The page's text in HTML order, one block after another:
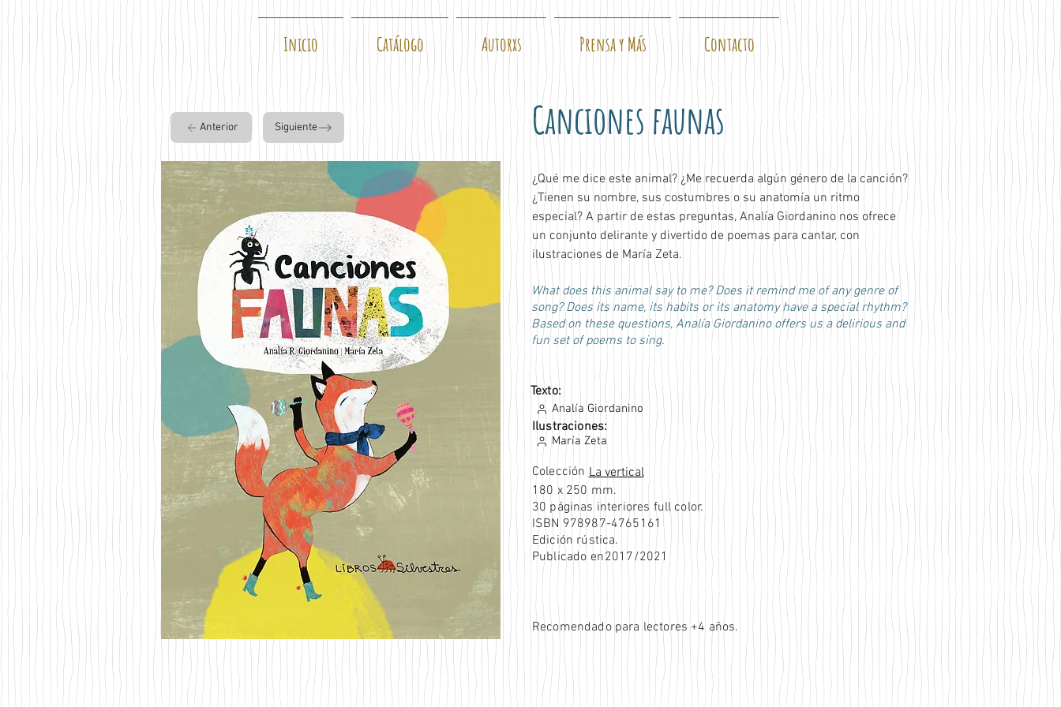
Inicio Catálogo Autorxs Prensa y Más Contacto
Anterior Siguiente Canciones faunas
¿Qué me dice este animal? ¿Me recuerda algún género de la canción?
¿Tienen su nombre, sus costumbres o su anatomía un ritmo
especial? A partir de estas preguntas, Analía Giordanino nos ofrece
un conjunto delirante y divertido de poemas para cantar, con
ilustraciones de María Zeta.
What does this animal say to me? Does it remind me of any genre of
song? Does its name, its habits or its anatomy have a special rhythm?
Based on these questions, Analía Giordanino offers us a delirious and
fun set of poems to sing.
Texto:
Analía Giordanino
Ilustraciones:
María Zeta
Colección La vertical
180 x 250 mm.
30 páginas interiores full color.
ISBN 978987-4765161
Edición rústica.
Publicado en2017/2021
Recomendado para lectores +4 años.